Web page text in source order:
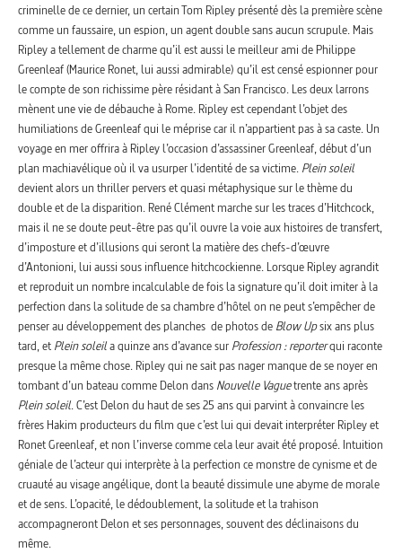
criminelle de ce dernier, un certain Tom Ripley présenté dès la première scène
comme un faussaire, un espion, un agent double sans aucun scrupule. Mais
Ripley a tellement de charme qu’il est aussi le meilleur ami de Philippe
Greenleaf (Maurice Ronet, lui aussi admirable) qu’il est censé espionner pour
le compte de son richissime père résidant à San Francisco. Les deux larrons
mènent une vie de débauche à Rome. Ripley est cependant l’objet des
humiliations de Greenleaf qui le méprise car il n’appartient pas à sa caste. Un
voyage en mer offrira à Ripley l’occasion d’assassiner Greenleaf, début d’un
plan machiavélique où il va usurper l’identité de sa victime. Plein soleil
devient alors un thriller pervers et quasi métaphysique sur le thème du
double et de la disparition. René Clément marche sur les traces d’Hitchcock,
mais il ne se doute peut-être pas qu’il ouvre la voie aux histoires de transfert,
d’imposture et d’illusions qui seront la matière des chefs-d’œuvre
d’Antonioni, lui aussi sous influence hitchcockienne. Lorsque Ripley agrandit
et reproduit un nombre incalculable de fois la signature qu’il doit imiter à la
perfection dans la solitude de sa chambre d’hôtel on ne peut s’empêcher de
penser au développement des planches de photos de Blow Upsix ans plus
tard, et Plein soleila quinze ans d’avance sur Profession : reporterqui raconte
presque la même chose. Ripley qui ne sait pas nager manque de se noyer en
tombant d’un bateau comme Delon dans Nouvelle Vaguetrente ans après
Plein soleil. C’est Delon du haut de ses 25 ans qui parvint à convaincre les
frères Hakim producteurs du film que c’est lui qui devait interpréter Ripley et
Ronet Greenleaf, et non l’inverse comme cela leur avait été proposé. Intuition
géniale de l’acteur qui interprète à la perfection ce monstre de cynisme et de
cruauté au visage angélique, dont la beauté dissimule une abyme de morale
et de sens. L’opacité, le dédoublement, la solitude et la trahison
accompagneront Delon et ses personnages, souvent des déclinaisons du
même.